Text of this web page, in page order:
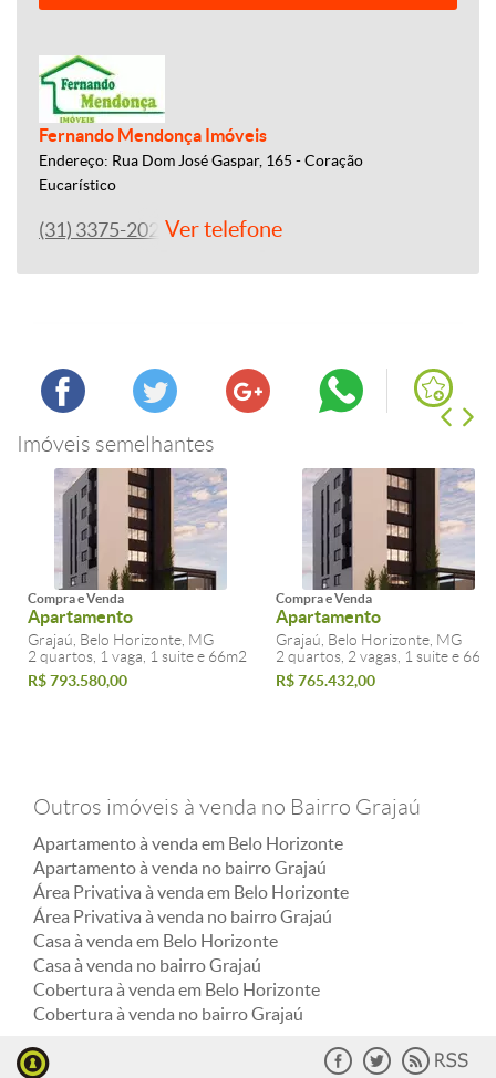
Fernando Mendonça Imóveis
Endereço: Rua Dom José Gaspar, 165 - Coração
Eucarístico
(31) 3375-2022Ver telefone
Imóveis semelhantes
Compra e Venda
Apartamento
Grajaú, Belo Horizonte, MG
2 quartos, 1 vaga, 1 suite e 66m2
R$ 793.580,00
Compra e Venda
Apartamento
Grajaú, Belo Horizonte, MG
2 quartos, 2 vagas, 1 suite e
R$ 765.432,00
Outros imóveis à venda no Bairro Grajaú
Apartamento à venda em Belo Horizonte
Apartamento à venda no bairro Grajaú
Área Privativa à venda em Belo Horizonte
Área Privativa à venda no bairro Grajaú
Casa à venda em Belo Horizonte
Casa à venda no bairro Grajaú
Cobertura à venda em Belo Horizonte
Cobertura à venda no bairro Grajaú